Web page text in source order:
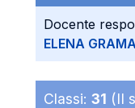
Docente
ELENA
Classi: 31 (II